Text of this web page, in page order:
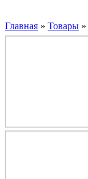
Главная » Товары »